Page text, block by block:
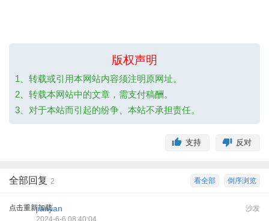
版权声明
1、转载或引用本网站内容须注明原网址。
2、转载本网站中的文章，需支付稿酬。
3、对于本站而引起的纷争、本站不承担责任。
反对
支持
倒序浏览
看全部
全部回复 2
点击重新加载 沙发
jianjian